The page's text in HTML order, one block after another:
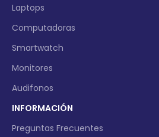
Laptops
Computadoras
Smartwatch
Monitores
Audifonos
INFORMACIÓN
Preguntas Frecuentes